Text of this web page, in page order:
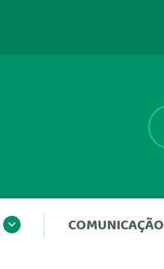
COMUNICAÇÃO